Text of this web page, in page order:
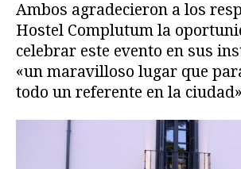
Ambos agradecieron a los
Hostel Complutum la
celebrar este evento en sus
«un maravilloso lugar que
todo un referente en la